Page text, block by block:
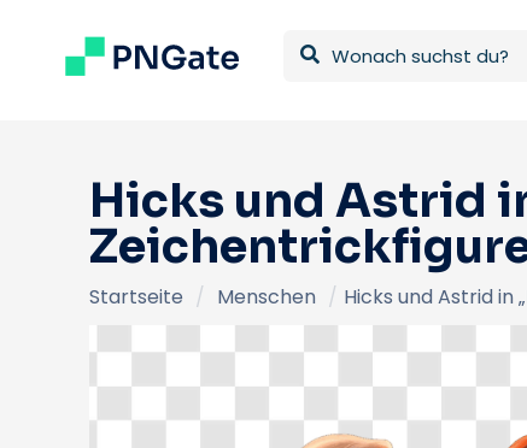
Hicks und Astrid
Startseite / Menschen / Hicks und Astrid